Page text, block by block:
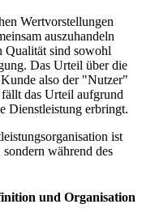
Wertvorstellungen
auszuhandeln
Qualität sind sowohl
Das Urteil über die
also der "Nutzer"
das Urteil aufgrund
Dienstleistung erbringt.
ist
während des
und Organisation